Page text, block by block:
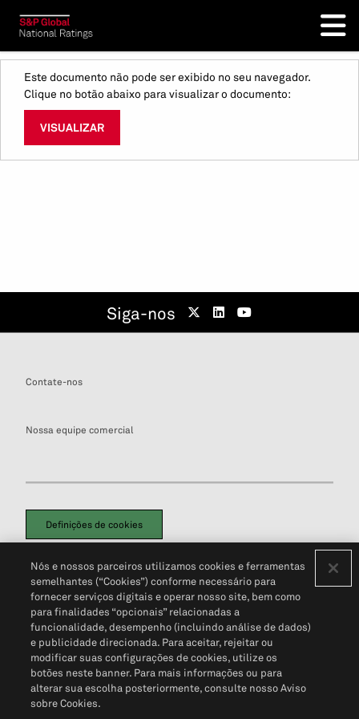
Este documento não pode ser exibido no seu navegador.
Clique no botão abaixo para visualizar o documento:
VISUALIZAR
Siga-nos
Contate-nos
Nossa equipe comercial
Definições de cookies
Política de PrivacidadePortal de privacidade do cliente (em inglês)
Não Venda Minhas Informações Pessoais© 2026 S&P Global
Nós e nossos parceiros utilizamos cookies e ferramentas
semelhantes (“Cookies”) conforme necessário para
fornecer serviços digitais e operar nosso site, bem como
para finalidades “opcionais” relacionadas a
funcionalidade, desempenho (incluindo análise de dados)
e publicidade direcionada. Para aceitar, rejeitar ou
modificar suas configurações de cookies, utilize os
botões neste banner. Para mais informações ou para
alterar sua escolha posteriormente, consulte nosso Aviso
sobre Cookies.